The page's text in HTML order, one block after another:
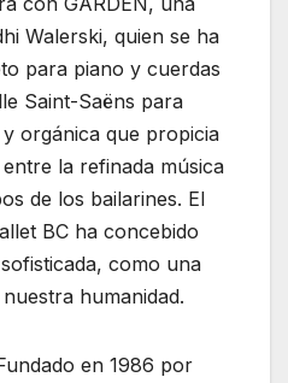
Walerski, quien se ha
para piano y cuerdas
Saint-Saëns para
orgánica que propicia
la refinada música
de los bailarines. El
BC ha concebido
como una
humanidad.
en 1986 por